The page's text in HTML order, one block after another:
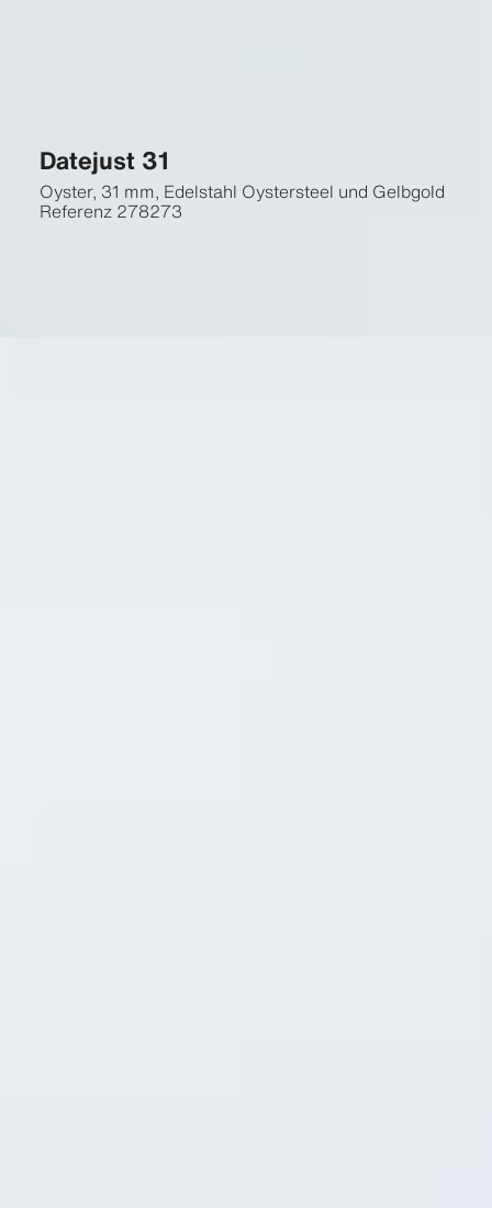
Datejust 31
Oyster, 31 mm, Edelstahl Oystersteel und Gelbgold
Referenz 278273